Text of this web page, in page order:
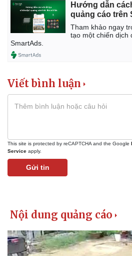
Hướng dẫn
quảng cáo trên
Tham khảo ngay
tạo một chiến dịch
SmartAds.
Viết bình luận
This site is protected by reCAPTCHA and the Google
Service apply.
Gửi tin